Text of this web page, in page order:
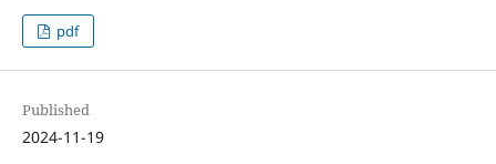
pdf
Published
2024-11-19